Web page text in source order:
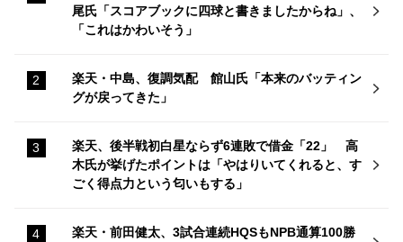
尾氏「スコアブックに四球と書きましたからね」、
「これはかわいそう」
楽天・中島、復調気配 館山氏「本来のバッティン
グが戻ってきた」
楽天、後半戦初白星ならず6連敗で借金「22」 高
木氏が挙げたポイントは「やはりいてくれると、す
ごく得点力という匂いもする」
楽天・前田健太、3試合連続HQSもNPB通算100勝